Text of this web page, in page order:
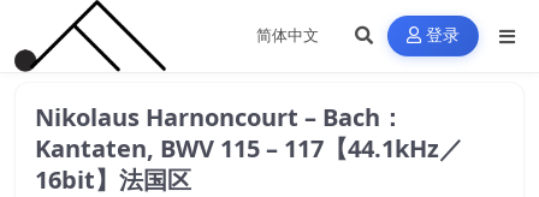
登录
Nikolaus Harnoncourt – Bach：
Kantaten, BWV 115 – 117【44.1kHz／
16bit】法国区